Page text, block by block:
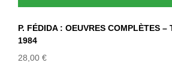
P. FÉDIDA : OEUVRES COMPLÈTES –
1984
28,00 €